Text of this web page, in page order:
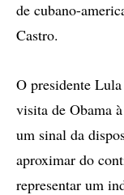
de cubano-
Castro.
O presidente
visita de Obama
um sinal da
aproximar do
representar um